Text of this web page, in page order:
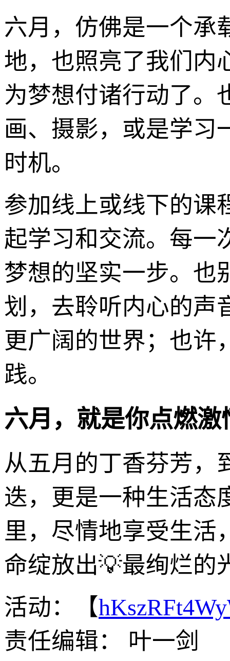
六月，仿佛是一个承
地，也照亮了我们内
为梦想付诸行动了。
画、摄影，或是学习
时机。
参加线上或线下的课
起学习和交流。每一
梦想的坚实一步。也
划，去聆听内心的声
更广阔的世界；也许
践。
六月，就是你点燃
从五月的丁香芬芳，
迭，更是一种生活态
里，尽情地享受生活
命绽放出💡最绚烂的
活动：【
责任编辑： 叶一剑